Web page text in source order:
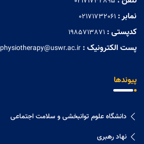
نمابر : 02171732061
کدپستی : 1985713871
پست الکترونیک : physiotherapy@uswr.ac.ir
پیوندها
دانشگاه علوم توانبخشی و سلامت اجتماعی
نهاد رهبری